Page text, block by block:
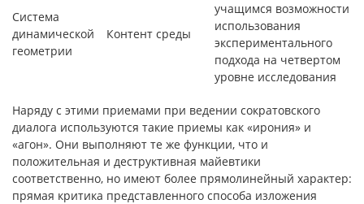
Система
динамической
геометрии
Контент среды
учащимся возможности
использования
экспериментального
подхода на четвертом
уровне исследования
Наряду с этими приемами при ведении сократовского
диалога используются такие приемы как «ирония» и
«агон». Они выполняют те же функции, что и
положительная и деструктивная майевтики
соответственно, но имеют более прямолинейный характер:
прямая критика представленного способа изложения